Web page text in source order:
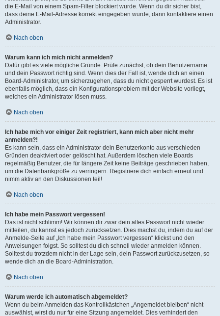
die E-Mail von einem Spam-Filter blockiert wurde. Wenn du dir sicher bist,
dass deine E-Mail-Adresse korrekt eingegeben wurde, dann kontaktiere einen
Administrator.
Nach oben
Warum kann ich mich nicht anmelden?
Dafür gibt es viele mögliche Gründe. Prüfe zunächst, ob dein Benutzername
und dein Passwort richtig sind. Wenn dies der Fall ist, wende dich an einen
Board-Administrator, um sicherzugehen, dass du nicht gesperrt wurdest. Es ist
ebenfalls möglich, dass ein Konfigurationsproblem mit der Website vorliegt,
welches ein Administrator lösen muss.
Nach oben
Ich habe mich vor einiger Zeit registriert, kann mich aber nicht mehr
anmelden?!
Es kann sein, dass ein Administrator dein Benutzerkonto aus verschieden
Gründen deaktiviert oder gelöscht hat. Außerdem löschen viele Boards
regelmäßig Benutzer, die für längere Zeit keine Beiträge geschrieben haben,
um die Datenbankgröße zu verringern. Registriere dich einfach erneut und
nimm aktiv an den Diskussionen teil!
Nach oben
Ich habe mein Passwort vergessen!
Das ist nicht schlimm! Wir können dir zwar dein altes Passwort nicht wieder
mitteilen, du kannst es jedoch zurücksetzen. Dies machst du, indem du auf der
Anmelde-Seite auf „Ich habe mein Passwort vergessen“ klickst und den
Anweisungen folgst. So solltest du dich schnell wieder anmelden können.
Solltest du trotzdem nicht in der Lage sein, dein Passwort zurückzusetzen, so
wende dich an die Board-Administration.
Nach oben
Warum werde ich automatisch abgemeldet?
Wenn du beim Anmelden das Kontrollkästchen „Angemeldet bleiben“ nicht
auswählst, wirst du nur für eine Sitzung angemeldet. Dies verhindert den